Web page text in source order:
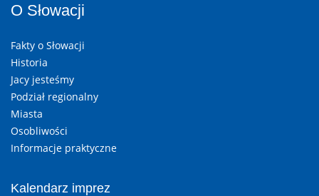
O Słowacji
Fakty o Słowacji
Historia
Jacy jesteśmy
Podział regionalny
Miasta
Osobliwości
Informacje praktyczne
Kalendarz imprez